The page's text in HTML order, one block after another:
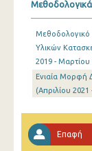
Μαΐου
Μεθοδολογικά
Μεθοδολογικό
Υλικών
2019 - Μαρτίου
Ενιαία Μορφή
(Απριλίου
Επαφή